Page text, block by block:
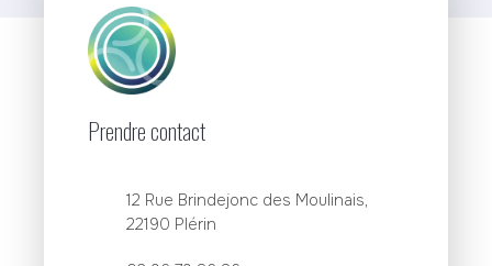
Prendre contact
12 Rue Brindejonc des Moulinais,
22190 Plérin